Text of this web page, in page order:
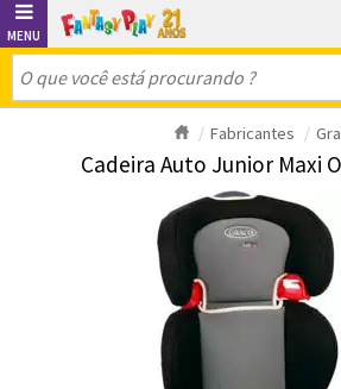
Fabricantes
Cadeira Auto Junior Maxi